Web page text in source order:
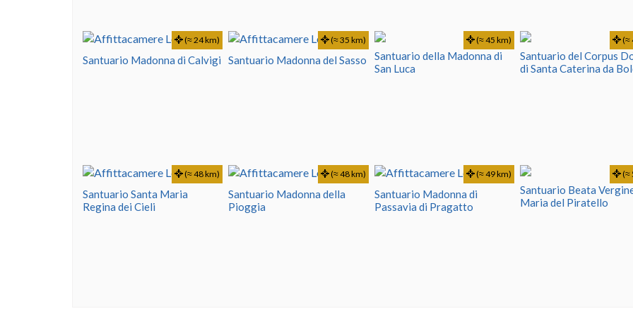
Santuario Madonna di Calvigi
(≈ 24 km)
Santuario Madonna del Sasso
(≈ 35 km)
Santuario della Madonna di
San Luca
(≈ 45 km)
Santuario del Corpus
di Santa Caterina da
(≈
Santuario Santa Maria
Regina dei Cieli
(≈ 48 km)
Santuario Madonna della
Pioggia
(≈ 48 km)
Santuario Madonna di
Passavia di Pragatto
(≈ 49 km)
Santuario Beata
Maria del Piratello
(≈